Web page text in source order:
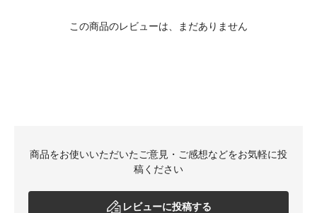
この商品のレビューは、まだありません
商品をお使いいただいたご意見・ご感想などをお気軽に投
稿ください
レビューに投稿する